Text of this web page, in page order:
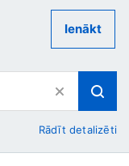
Ienākt
Rādīt detalizēti